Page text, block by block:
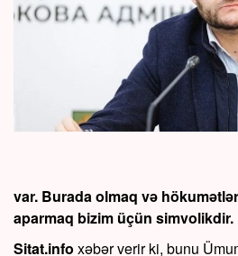
var. Burada olmaq və
aparmaq bizim üçün simvolikdir.
Sitat.info xəbər verir ki, bunu